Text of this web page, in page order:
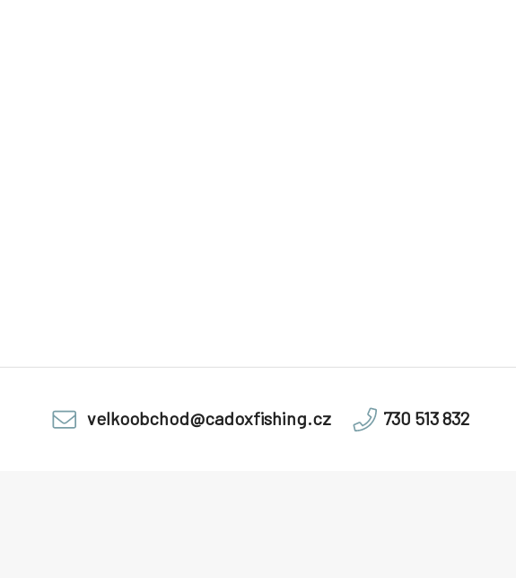
velkoobchod@cadoxfishing.cz 730 513 832